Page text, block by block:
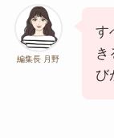
編集長 月野
す
き
び